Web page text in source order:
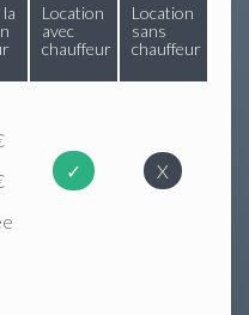
la
Location
avec
chauffeur
Location
sans
chauffeur
✓ X